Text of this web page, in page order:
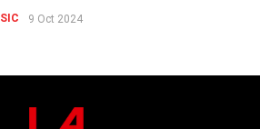
9 Oct 2024